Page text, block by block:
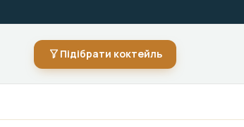
Підібрати коктейль